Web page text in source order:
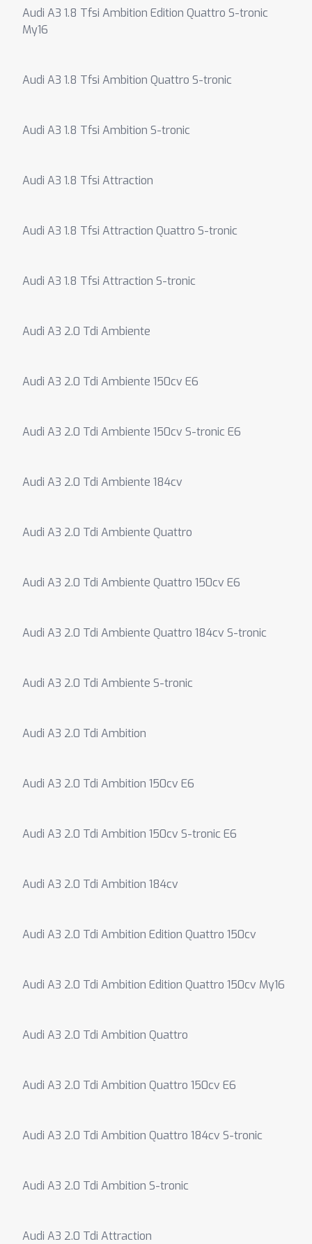
Audi A3 1.8 Tfsi Ambition Edition Quattro S-tronic
My16
Audi A3 1.8 Tfsi Ambition Quattro S-tronic
Audi A3 1.8 Tfsi Ambition S-tronic
Audi A3 1.8 Tfsi Attraction
Audi A3 1.8 Tfsi Attraction Quattro S-tronic
Audi A3 1.8 Tfsi Attraction S-tronic
Audi A3 2.0 Tdi Ambiente
Audi A3 2.0 Tdi Ambiente 150cv E6
Audi A3 2.0 Tdi Ambiente 150cv S-tronic E6
Audi A3 2.0 Tdi Ambiente 184cv
Audi A3 2.0 Tdi Ambiente Quattro
Audi A3 2.0 Tdi Ambiente Quattro 150cv E6
Audi A3 2.0 Tdi Ambiente Quattro 184cv S-tronic
Audi A3 2.0 Tdi Ambiente S-tronic
Audi A3 2.0 Tdi Ambition
Audi A3 2.0 Tdi Ambition 150cv E6
Audi A3 2.0 Tdi Ambition 150cv S-tronic E6
Audi A3 2.0 Tdi Ambition 184cv
Audi A3 2.0 Tdi Ambition Edition Quattro 150cv
Audi A3 2.0 Tdi Ambition Edition Quattro 150cv My16
Audi A3 2.0 Tdi Ambition Quattro
Audi A3 2.0 Tdi Ambition Quattro 150cv E6
Audi A3 2.0 Tdi Ambition Quattro 184cv S-tronic
Audi A3 2.0 Tdi Ambition S-tronic
Audi A3 2.0 Tdi Attraction